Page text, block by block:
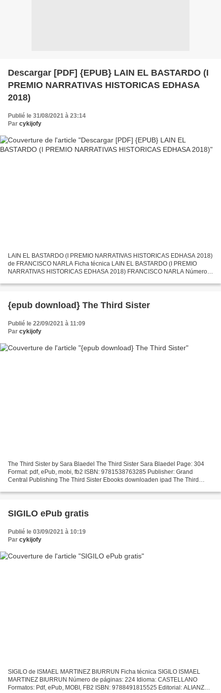
Descargar [PDF] {EPUB} LAIN EL BASTARDO (I
PREMIO NARRATIVAS HISTORICAS EDHASA
2018)
Publié le 31/08/2021 à 23:14
Par cykijofy
LAIN EL BASTARDO (I PREMIO NARRATIVAS HISTORICAS EDHASA 2018)
de FRANCISCO NARLA Ficha técnica LAIN EL BASTARDO (I PREMIO
NARRATIVAS HISTORICAS EDHASA 2018) FRANCISCO NARLA Número
ISBN:...
{epub download} The Third Sister
Publié le 22/09/2021 à 11:09
Par cykijofy
The Third Sister by Sara Blaedel The Third Sister Sara Blaedel Page: 304
Format: pdf, ePub, mobi, fb2 ISBN: 9781538763285 Publisher: Grand
Central Publishing The Third Sister Ebooks downloaden ipad The Third
SIGILO ePub gratis
Publié le 03/09/2021 à 10:19
Par cykijofy
SIGILO de ISMAEL MARTINEZ BIURRUN Ficha técnica SIGILO ISMAEL
MARTINEZ BIURRUN Número de páginas: 224 Idioma: CASTELLANO
Formatos: Pdf, ePub, MOBI, FB2 ISBN: 9788491815525 Editorial: ALIANZA